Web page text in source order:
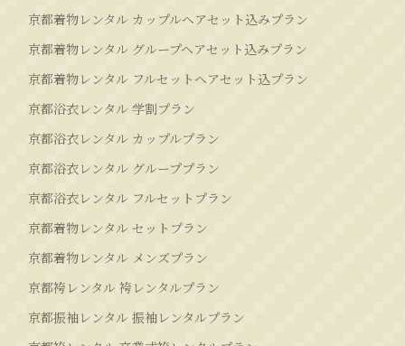
京都着物レンタル カップルヘアセット込みプラン
京都着物レンタル グループヘアセット込みプラン
京都着物レンタル フルセットヘアセット込プラン
京都浴衣レンタル 学割プラン
京都浴衣レンタル カップルプラン
京都浴衣レンタル グループプラン
京都浴衣レンタル フルセットプラン
京都着物レンタル セットプラン
京都着物レンタル メンズプラン
京都袴レンタル 袴レンタルプラン
京都振袖レンタル 振袖レンタルプラン